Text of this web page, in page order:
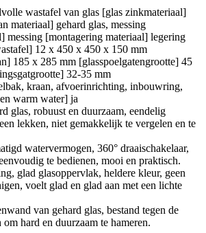
wastafel van glas [glas zinkmateriaal]
materiaal] gehard glas, messing
messing [montagering materiaal] legering
12 x 450 x 450 x 150 mm
185 x 285 mm [glasspoelgatengrootte] 45
32-35 mm
kraan, afvoerinrichting, inbouwring,
warm water] ja
glas, robuust en duurzaam, eendelig
lekken, niet gemakkelijk te vergelen en te
watervermogen, 360° draaischakelaar,
te bedienen, mooi en praktisch.
glad glasoppervlak, heldere kleur, geen
voelt glad en glad aan met een lichte
van gehard glas, bestand tegen de
hard en duurzaam te hameren.